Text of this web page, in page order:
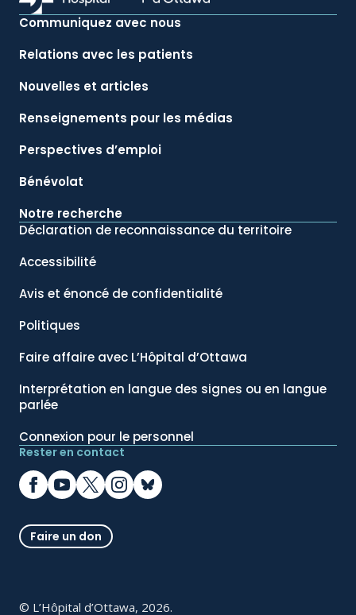
Communiquez avec nous
Relations avec les patients
Nouvelles et articles
Renseignements pour les médias
Perspectives d’emploi
Bénévolat
Notre recherche
Déclaration de reconnaissance du territoire
Accessibilité
Avis et énoncé de confidentialité
Politiques
Faire affaire avec L’Hôpital d’Ottawa
Interprétation en langue des signes ou en langue
parlée
Connexion pour le personnel
Rester en contact
Faire un don
© L’Hôpital d’Ottawa, 2026.